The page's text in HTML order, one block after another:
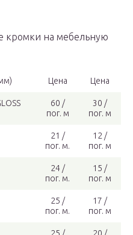
кромки на мебельную
Цена Цена
60 /
пог. м
30 /
пог. м
21 /
пог. м.
12 /
пог. м
24 /
пог. м.
15 /
пог. м
25 /
пог. м.
17 /
пог. м